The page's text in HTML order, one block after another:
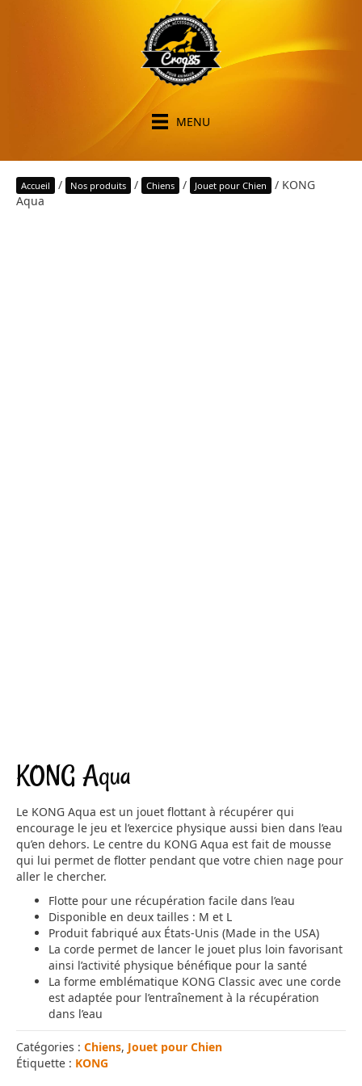
MENU
Accueil / Nos produits / Chiens / Jouet pour Chien
/ KONG
Aqua
KONG Aqua
Le KONG Aqua est un jouet flottant à récupérer qui
encourage le jeu et l’exercice physique aussi bien dans l’eau
qu’en dehors. Le centre du KONG Aqua est fait de mousse
qui lui permet de flotter pendant que votre chien nage pour
aller le chercher.
Flotte pour une récupération facile dans l’eau
Disponible en deux tailles : M et L
Produit fabriqué aux États-Unis (Made in the USA)
La corde permet de lancer le jouet plus loin favorisant
ainsi l’activité physique bénéfique pour la santé
La forme emblématique KONG Classic avec une corde
est adaptée pour l’entraînement à la récupération
dans l’eau
Catégories : Chiens, Jouet pour Chien
Étiquette : KONG